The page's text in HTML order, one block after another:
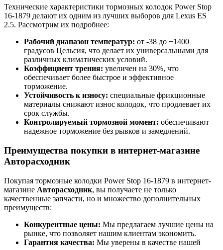
Технические характеристики тормозных колодок Power Stop
16-1879 делают их одним из лучших выборов для Lexus ES
2.5. Рассмотрим их подробнее:
Рабочий диапазон температур: от -38 до +1400
градусов Цельсия, что делает их универсальными для
различных климатических условий.
Коэффициент трения: увеличен на 30%, что
обеспечивает более быстрое и эффективное
торможение.
Устойчивость к износу: специальные фрикционные
материалы снижают износ колодок, что продлевает их
срок службы.
Контролируемый тормозной момент: обеспечивают
надежное торможение без рывков и замедлений.
Преимущества покупки в интернет-магазине
Авторасходник
Покупая тормозные колодки Power Stop 16-1879 в интернет-
магазине Авторасходник, вы получаете не только
качественные запчасти, но и множество дополнительных
преимуществ:
Конкурентные цены: Мы предлагаем лучшие цены на
рынке, что позволяет нашим клиентам экономить.
Гарантия качества: Мы уверены в качестве нашей